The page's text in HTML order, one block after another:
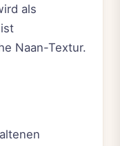
als
Naan-Textur.